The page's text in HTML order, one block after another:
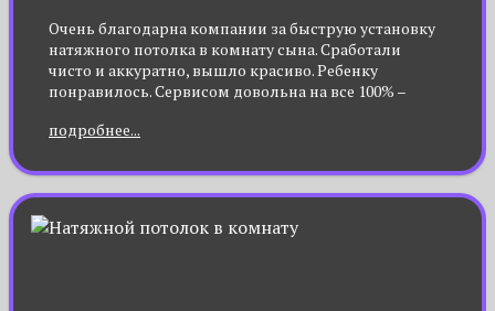
Очень благодарна компании за быструю установку
натяжного потолка в комнату сына. Сработали
чисто и аккуратно, вышло красиво. Ребенку
понравилось. Сервисом довольна на все 100% –
происходит тоже быстро. Цена радует, установка
подробнее...